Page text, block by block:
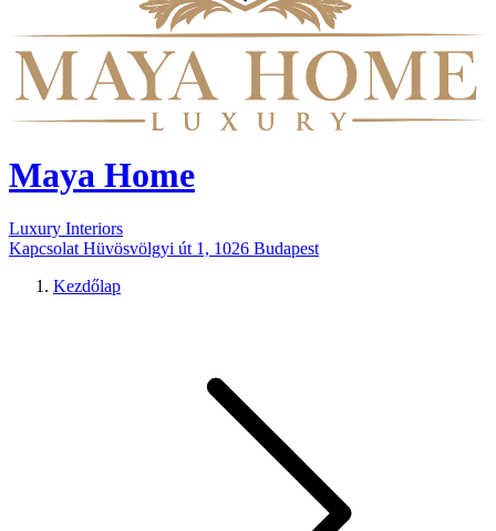
Maya Home
Luxury Interiors
Kapcsolat Hüvösvölgyi út 1, 1026 Budapest
Kezdőlap